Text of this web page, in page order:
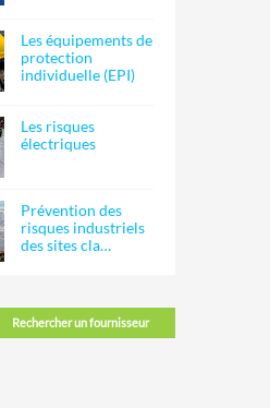
Les équipements de
protection
individuelle (EPI)
Les risques
électriques
Prévention des
risques industriels
des sites cla…
Rechercher un fournisseur